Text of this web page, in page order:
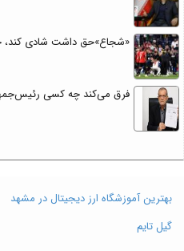
«شجاع»حق داشت شادی کند،
فرق می‌کند چه کسی
بهترین آموزشگاه ارز دیجیتال در مشهد
گیل تایم